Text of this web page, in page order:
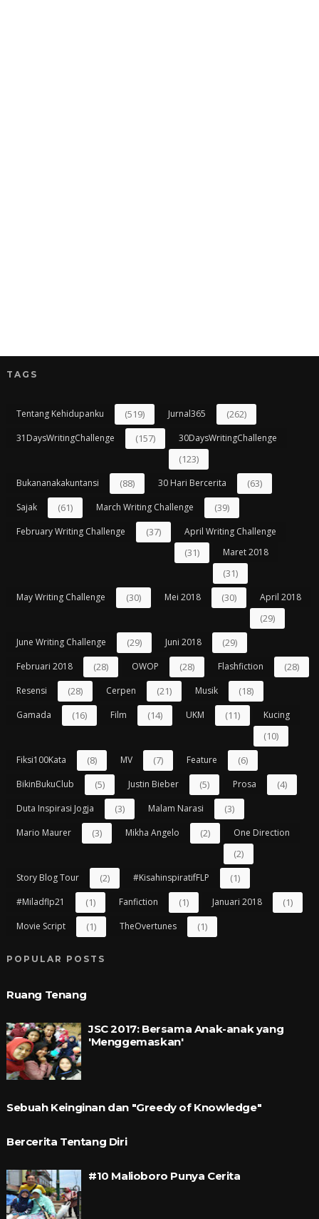
TAGS
Tentang Kehidupanku (519) Jurnal365 (262)
31DaysWritingChallenge (157) 30DaysWritingChallenge
(123)
Bukananakakuntansi (88) 30 Hari Bercerita (63)
Sajak (61) March Writing Challenge (39)
February Writing Challenge (37) April Writing Challenge
(31) Maret 2018
(31)
May Writing Challenge (30) Mei 2018 (30) April 2018
(29)
June Writing Challenge (29) Juni 2018 (29)
Februari 2018 (28) OWOP (28) Flashfiction (28)
Resensi (28) Cerpen (21) Musik (18)
Gamada (16) Film (14) UKM (11) Kucing
(10)
Fiksi100Kata (8) MV (7) Feature (6)
BikinBukuClub (5) Justin Bieber (5) Prosa (4)
Duta Inspirasi Jogja (3) Malam Narasi (3)
Mario Maurer (3) Mikha Angelo (2) One Direction
(2)
Story Blog Tour (2) #kisahinspiratifFLP (1)
#miladflp21 (1) Fanfiction (1) Januari 2018 (1)
Movie Script (1) TheOvertunes (1)
POPULAR POSTS
Ruang Tenang
JSC 2017: Bersama Anak-anak yang
'Menggemaskan'
Sebuah Keinginan dan "Greedy of Knowledge"
Bercerita Tentang Diri
#10 Malioboro Punya Cerita